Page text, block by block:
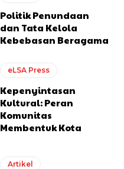
Politik Penundaan
dan Tata Kelola
Kebebasan Beragama
eLSA Press
Kepenyintasan
Kultural: Peran
Komunitas
Membentuk Kota
Artikel